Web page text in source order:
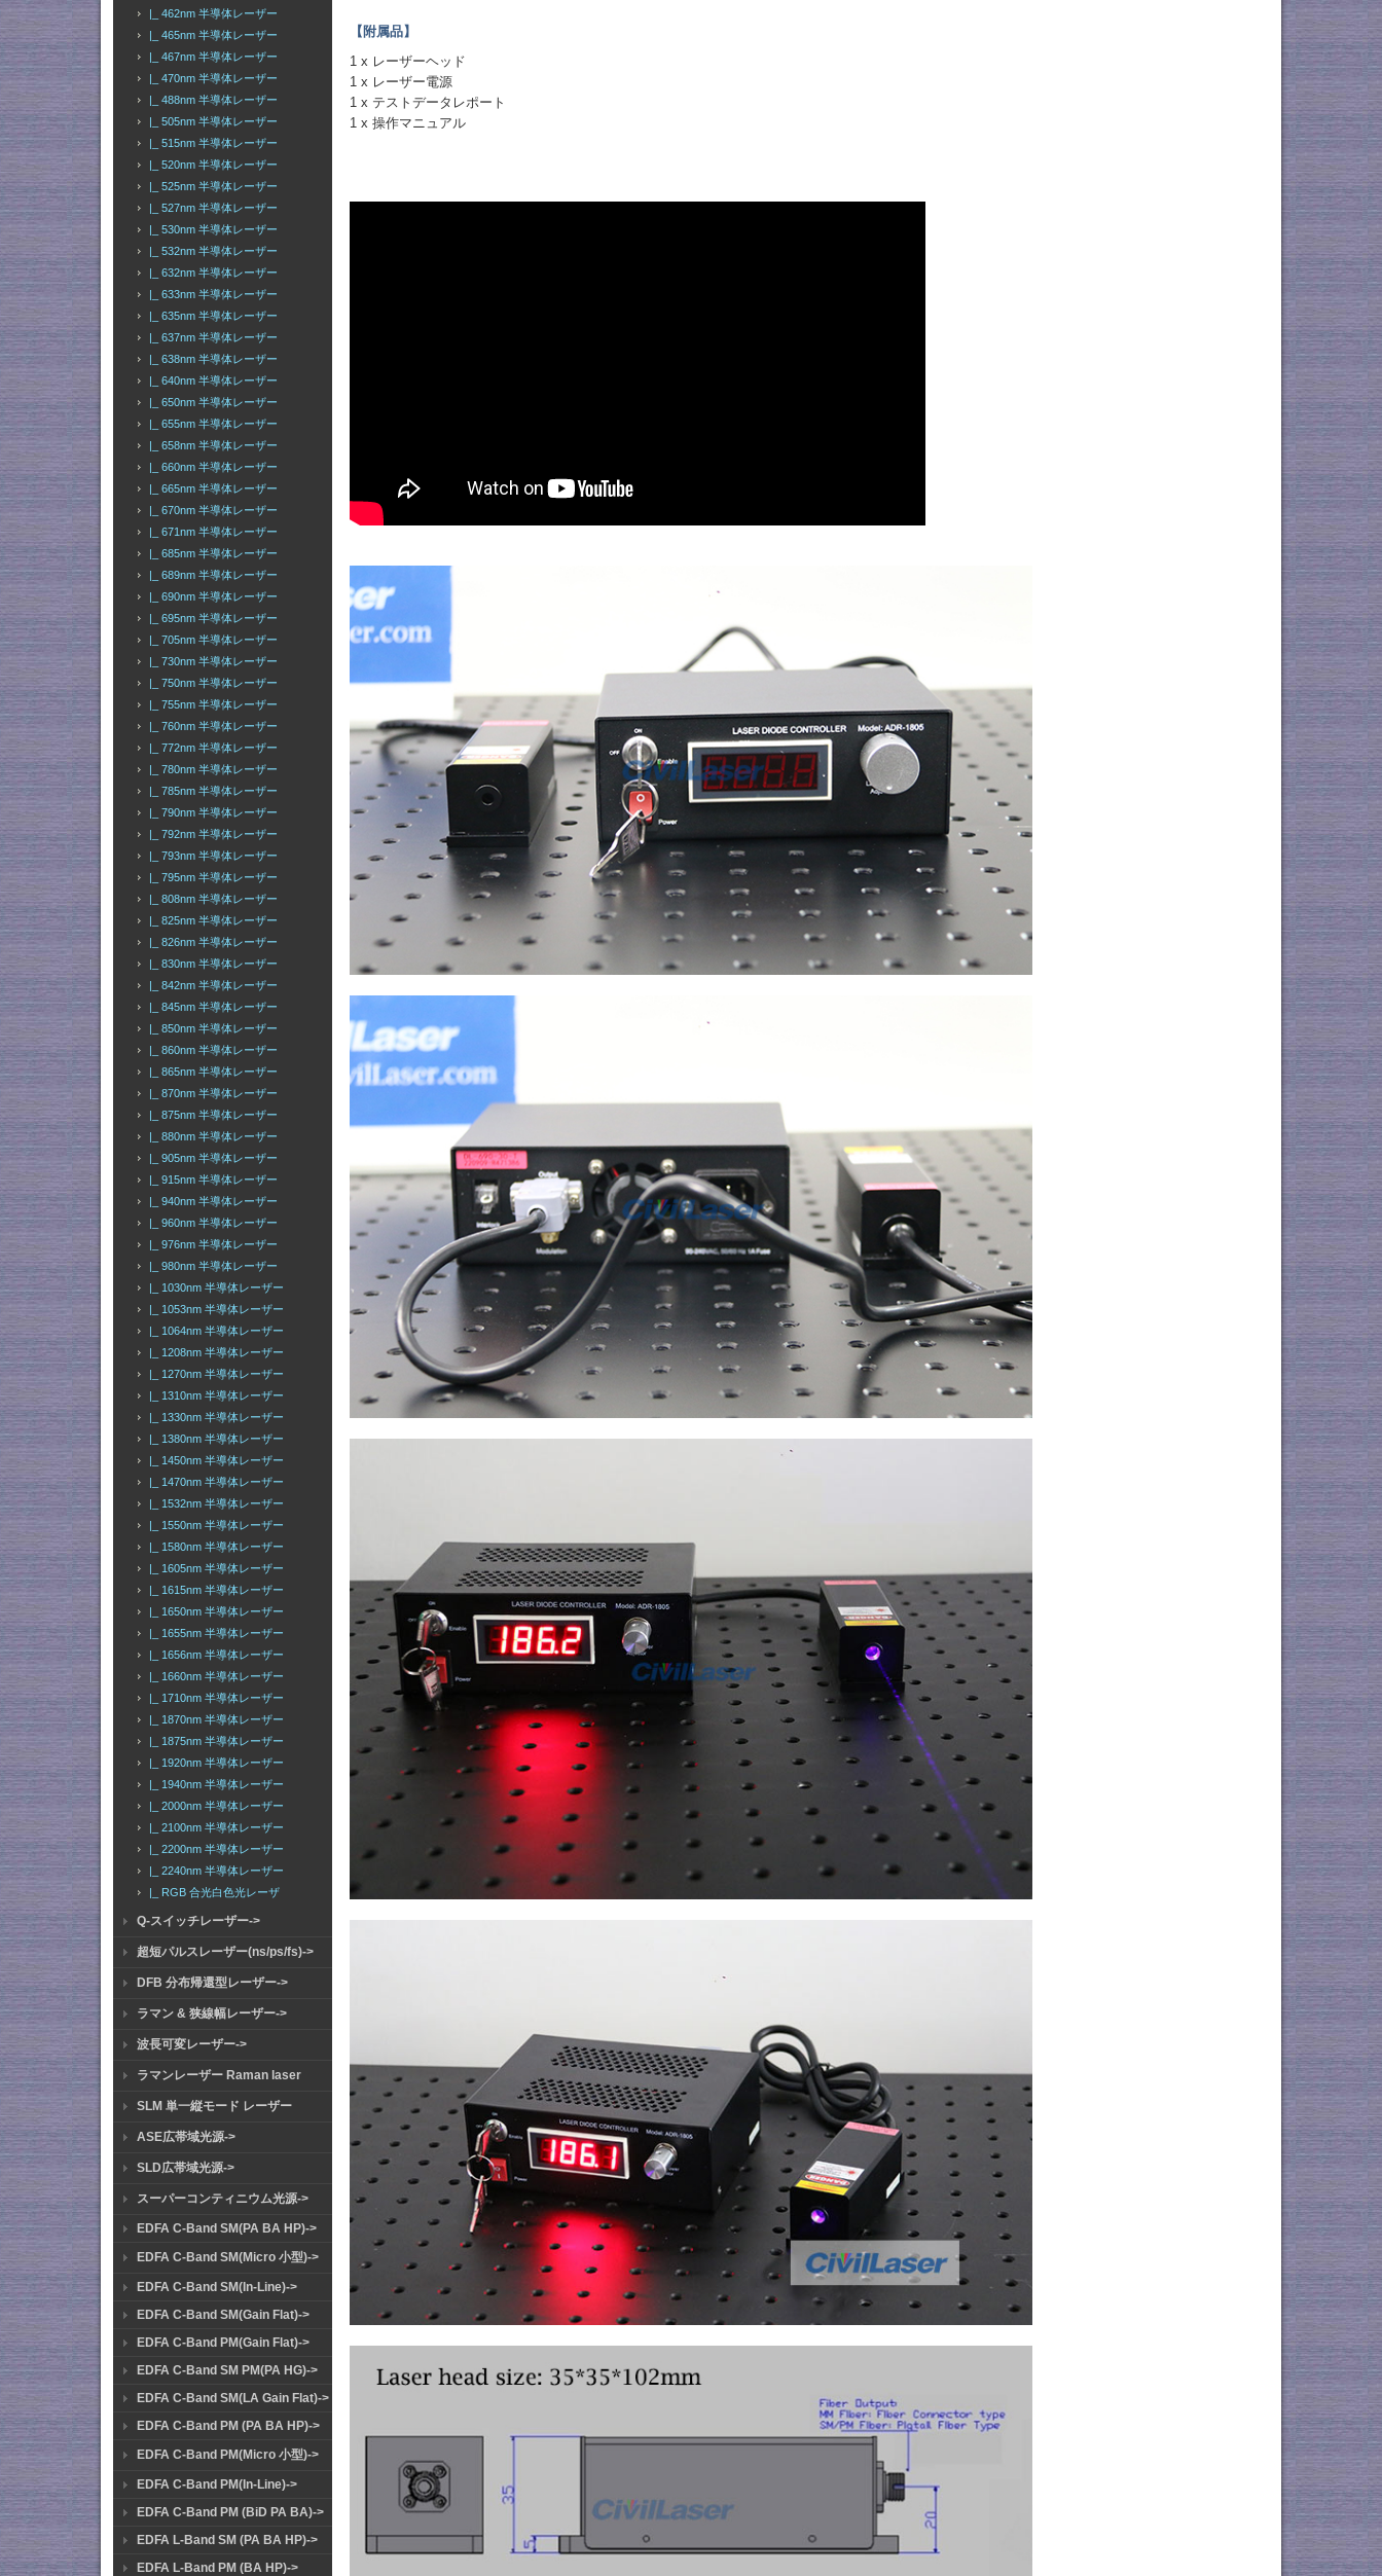
|_ 462nm 半導体レーザー
|_ 465nm 半導体レーザー
|_ 467nm 半導体レーザー
|_ 470nm 半導体レーザー
|_ 488nm 半導体レーザー
|_ 505nm 半導体レーザー
|_ 515nm 半導体レーザー
|_ 520nm 半導体レーザー
|_ 525nm 半導体レーザー
|_ 527nm 半導体レーザー
|_ 530nm 半導体レーザー
|_ 532nm 半導体レーザー
|_ 632nm 半導体レーザー
|_ 633nm 半導体レーザー
|_ 635nm 半導体レーザー
|_ 637nm 半導体レーザー
|_ 638nm 半導体レーザー
|_ 640nm 半導体レーザー
|_ 650nm 半導体レーザー
|_ 655nm 半導体レーザー
|_ 658nm 半導体レーザー
|_ 660nm 半導体レーザー
|_ 665nm 半導体レーザー
|_ 670nm 半導体レーザー
|_ 671nm 半導体レーザー
|_ 685nm 半導体レーザー
|_ 689nm 半導体レーザー
|_ 690nm 半導体レーザー
|_ 695nm 半導体レーザー
|_ 705nm 半導体レーザー
|_ 730nm 半導体レーザー
|_ 750nm 半導体レーザー
|_ 755nm 半導体レーザー
|_ 760nm 半導体レーザー
|_ 772nm 半導体レーザー
|_ 780nm 半導体レーザー
|_ 785nm 半導体レーザー
|_ 790nm 半導体レーザー
|_ 792nm 半導体レーザー
|_ 793nm 半導体レーザー
|_ 795nm 半導体レーザー
|_ 808nm 半導体レーザー
|_ 825nm 半導体レーザー
|_ 826nm 半導体レーザー
|_ 830nm 半導体レーザー
|_ 842nm 半導体レーザー
|_ 845nm 半導体レーザー
|_ 850nm 半導体レーザー
|_ 860nm 半導体レーザー
|_ 865nm 半導体レーザー
|_ 870nm 半導体レーザー
|_ 875nm 半導体レーザー
|_ 880nm 半導体レーザー
|_ 905nm 半導体レーザー
|_ 915nm 半導体レーザー
|_ 940nm 半導体レーザー
|_ 960nm 半導体レーザー
|_ 976nm 半導体レーザー
|_ 980nm 半導体レーザー
|_ 1030nm 半導体レーザー
|_ 1053nm 半導体レーザー
|_ 1064nm 半導体レーザー
|_ 1208nm 半導体レーザー
|_ 1270nm 半導体レーザー
|_ 1310nm 半導体レーザー
|_ 1330nm 半導体レーザー
|_ 1380nm 半導体レーザー
|_ 1450nm 半導体レーザー
|_ 1470nm 半導体レーザー
|_ 1532nm 半導体レーザー
|_ 1550nm 半導体レーザー
|_ 1580nm 半導体レーザー
|_ 1605nm 半導体レーザー
|_ 1615nm 半導体レーザー
|_ 1650nm 半導体レーザー
|_ 1655nm 半導体レーザー
|_ 1656nm 半導体レーザー
|_ 1660nm 半導体レーザー
|_ 1710nm 半導体レーザー
|_ 1870nm 半導体レーザー
|_ 1875nm 半導体レーザー
|_ 1920nm 半導体レーザー
|_ 1940nm 半導体レーザー
|_ 2000nm 半導体レーザー
|_ 2100nm 半導体レーザー
|_ 2200nm 半導体レーザー
|_ 2240nm 半導体レーザー
|_ RGB 合光白色光レーザ
Q-スイッチレーザー->
超短パルスレーザー(ns/ps/fs)->
DFB 分布帰還型レーザー->
ラマン & 狭線幅レーザー->
波長可変レーザー->
ラマンレーザー Raman laser
SLM 単一縦モード レーザー
ASE広帯域光源->
SLD広帯域光源->
スーパーコンティニウム光源->
EDFA C-Band SM(PA BA HP)->
EDFA C-Band SM(Micro 小型)->
EDFA C-Band SM(In-Line)->
EDFA C-Band SM(Gain Flat)->
EDFA C-Band PM(Gain Flat)->
EDFA C-Band SM PM(PA HG)->
EDFA C-Band SM(LA Gain Flat)->
EDFA C-Band PM (PA BA HP)->
EDFA C-Band PM(Micro 小型)->
EDFA C-Band PM(In-Line)->
EDFA C-Band PM (BiD PA BA)->
EDFA L-Band SM (PA BA HP)->
EDFA L-Band PM (BA HP)->
【附属品】
1 x レーザーヘッド
1 x レーザー電源
1 x テストデータレポート
1 x 操作マニュアル